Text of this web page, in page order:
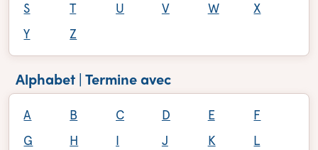
S
T U V W
X
Y
Z
Alphabet | Termine avec
A B C D E
F
G
H I J K
L